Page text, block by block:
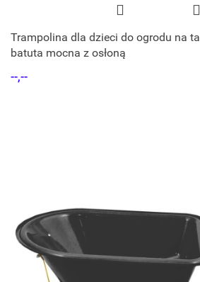
Trampolina dla dzieci do ogrodu na
batuta mocna z osłoną
--,--